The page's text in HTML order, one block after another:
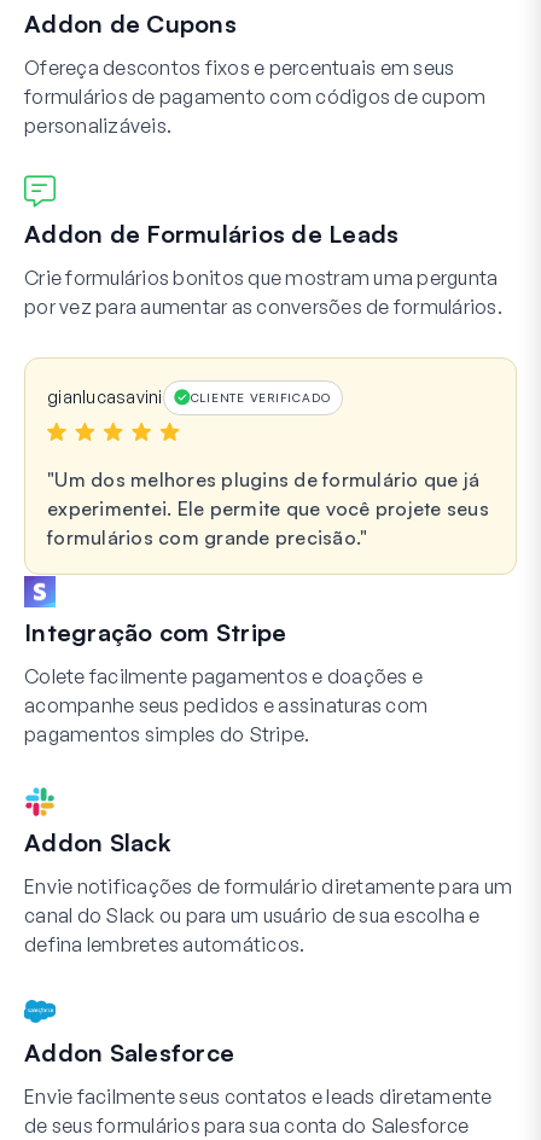
Addon de Cupons
Ofereça descontos fixos e percentuais em seus
formulários de pagamento com códigos de cupom
personalizáveis.
Addon de Formulários de Leads
Crie formulários bonitos que mostram uma pergunta
por vez para aumentar as conversões de formulários.
gianlucasavini CLIENTE VERIFICADO
Um dos melhores plugins de formulário que já
experimentei. Ele permite que você projete seus
formulários com grande precisão.
Integração com Stripe
Colete facilmente pagamentos e doações e
acompanhe seus pedidos e assinaturas com
pagamentos simples do Stripe.
Addon Slack
Envie notificações de formulário diretamente para um
canal do Slack ou para um usuário de sua escolha e
defina lembretes automáticos.
Addon Salesforce
Envie facilmente seus contatos e leads diretamente
de seus formulários para sua conta do Salesforce